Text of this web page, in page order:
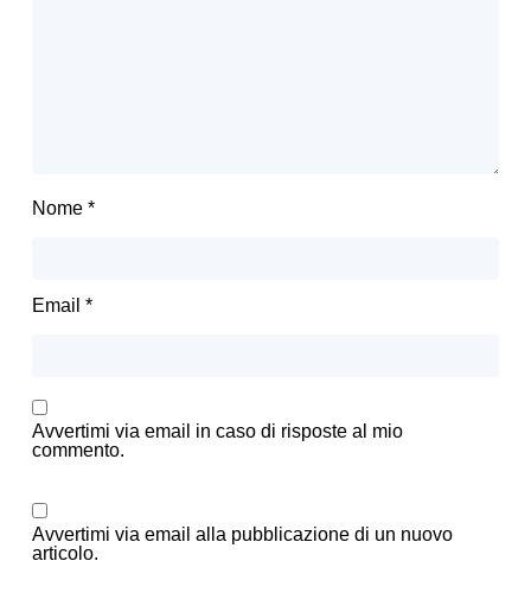
Nome *
Email *
Avvertimi via email in caso di risposte al mio
commento.
Avvertimi via email alla pubblicazione di un nuovo
articolo.